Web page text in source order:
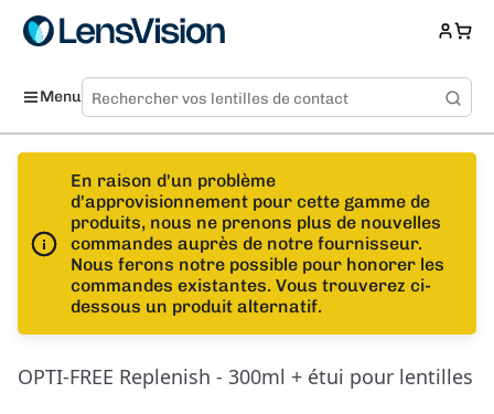
Menu
En raison d'un problème
d'approvisionnement pour cette gamme de
produits, nous ne prenons plus de nouvelles
commandes auprès de notre fournisseur.
Nous ferons notre possible pour honorer les
commandes existantes. Vous trouverez ci-
dessous un produit alternatif.
OPTI-FREE Replenish - 300ml + étui pour lentilles